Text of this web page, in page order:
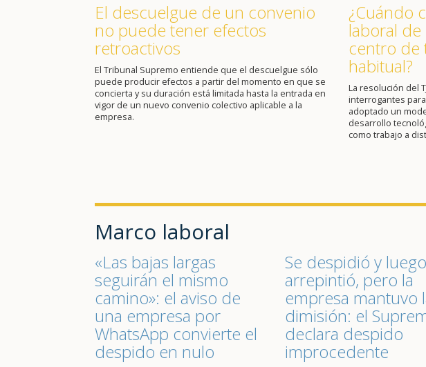
El descuelgue de un convenio
no puede tener efectos
retroactivos
El Tribunal Supremo entiende que el descuelgue sólo
puede producir efectos a partir del momento en que se
concierta y su duración está limitada hasta la entrada en
vigor de un nuevo convenio colectivo aplicable a la
empresa.
¿Cuándo
laboral
centro de
habitual?
La resolución del
interrogantes
adoptado un
desarrollo
como trabajo a
Marco laboral
«Las bajas largas
seguirán el mismo
camino»: el aviso de
una empresa por
WhatsApp convierte el
despido en nulo
Se despidió y
arrepintió, pero la
empresa mantuvo
dimisión: el
declara despido
improcedente